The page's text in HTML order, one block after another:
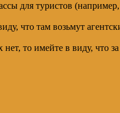
для туристов
что там возьмут
то имейте в виду, что за